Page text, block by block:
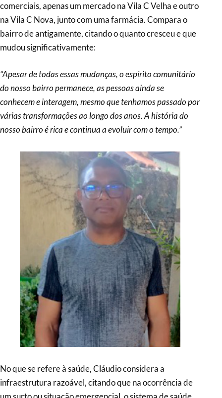
comerciais, apenas um mercado na Vila C Velha e outro
na Vila C Nova, junto com uma farmácia. Compara o
bairro de antigamente, citando o quanto cresceu e que
mudou significativamente:
“Apesar de todas essas mudanças, o espírito comunitário
do nosso bairro permanece, as pessoas ainda se
conhecem e interagem, mesmo que tenhamos passado por
várias transformações ao longo dos anos. A história do
nosso bairro é rica e continua a evoluir com o tempo.”
No que se refere à saúde, Cláudio considera a
infraestrutura razoável, citando que na ocorrência de